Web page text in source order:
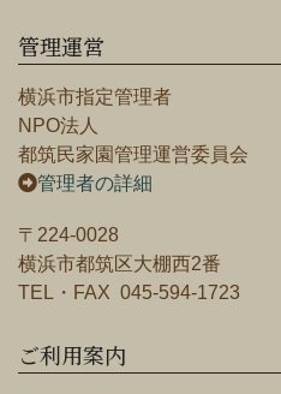
管理運営
横浜市指定管理者
NPO法人
都筑民家園管理運営委員会
管理者の詳細
〒224-0028
横浜市都筑区大棚西2番
TEL・FAX 045-594-1723
ご利用案内